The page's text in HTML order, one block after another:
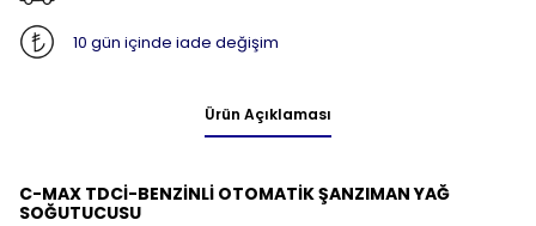
10 gün içinde iade değişim
Ürün Açıklaması
C-MAX TDCİ-BENZİNLİ OTOMATİK ŞANZIMAN YAĞ
SOĞUTUCUSU